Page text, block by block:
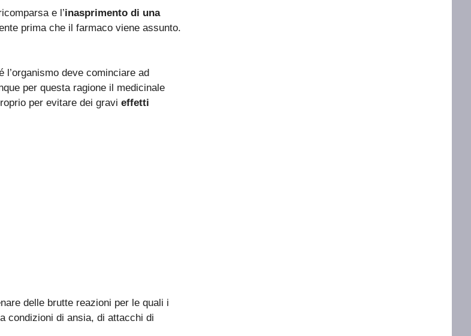
e l’inasprimento di una
prima che il farmaco viene assunto.
l’organismo deve cominciare ad
per questa ragione il medicinale
per evitare dei gravi effetti
delle brutte reazioni per le quali i
condizioni di ansia, di attacchi di